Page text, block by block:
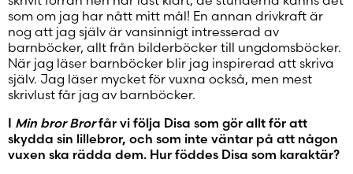
som om jag har nått mitt mål! En annan drivkraft är
nog att jag själv är vansinnigt intresserad av
barnböcker, allt från bilderböcker till ungdomsböcker.
När jag läser barnböcker blir jag inspirerad att skriva
själv. Jag läser mycket för vuxna också, men mest
skrivlust får jag av barnböcker.
I Min bror Brorfår vi följa Disa som gör allt för att
skydda sin lillebror, och som inte väntar på att någon
vuxen ska rädda dem. Hur föddes Disa som karaktär?